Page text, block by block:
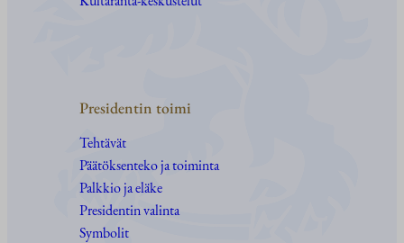
Presidentin toimi
Tehtävät
Päätöksenteko ja toiminta
Palkkio ja eläke
Presidentin valinta
Symbolit